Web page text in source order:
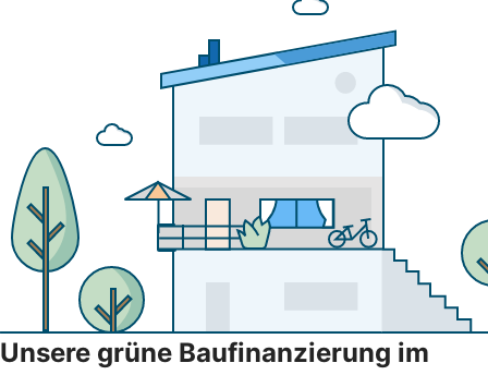
Unsere grüne Baufinanzierung im